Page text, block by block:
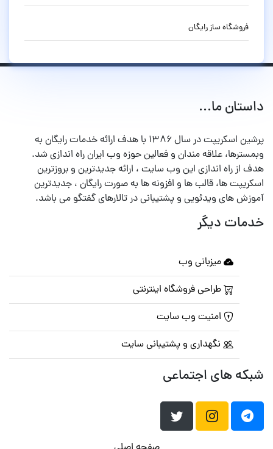
فروشگاه ساز رایگان
داستان ما...
پرشین اسکریپت در سال ۱۳۸۶ با هدف ارائه خدمات رایگان به
وبمسترها، علاقه مندان و فعالین حوزه وب ایران راه اندازی شد.
هدف از راه اندازی این وب سایت ، ارائه جدیدترین و بروزترین
اسکریپت ها، قالب ها و افزونه ها به صورت رایگان ، جدیدترین
آموزش های ویدئویی و پشتیبانی در تالارهای گفتگو می باشد.
خدمات دیگر
میزبانی وب
طراحی فروشگاه اینترنتی
امنیت وب سایت
نگهداری و پشتیبانی سایت
شبکه های اجتماعی